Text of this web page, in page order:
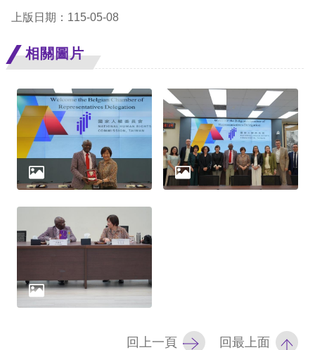
站
全
政
隱
私
權
政
上版日期：115-05-08
相關圖片
回上一頁 回最上面